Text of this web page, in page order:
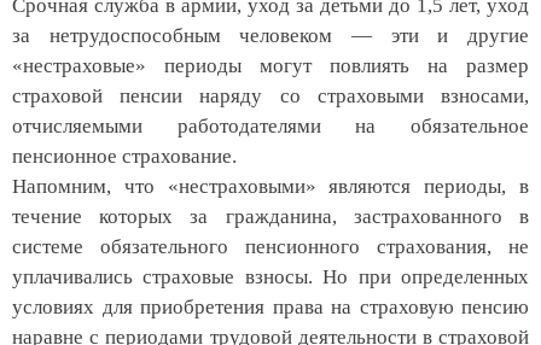
Срочная служба в армии, уход за детьми до 1,5 лет, уход
за нетрудоспособным человеком — эти и другие
«нестраховые» периоды могут повлиять на размер
страховой пенсии наряду со страховыми взносами,
отчисляемыми работодателями на обязательное
пенсионное страхование.
Напомним, что «нестраховыми» являются периоды, в
течение которых за гражданина, застрахованного в
системе обязательного пенсионного страхования, не
уплачивались страховые взносы. Но при определенных
условиях для приобретения права на страховую пенсию
наравне с периодами трудовой деятельности в страховой